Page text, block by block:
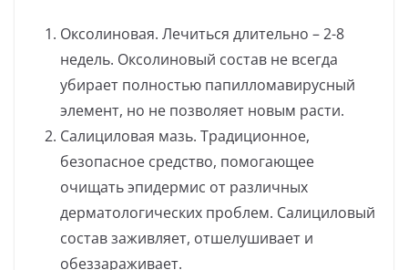
Оксолиновая. Лечиться длительно – 2-8
недель. Оксолиновый состав не всегда
убирает полностью папилломавирусный
элемент, но не позволяет новым расти.
Салициловая мазь. Традиционное,
безопасное средство, помогающее
очищать эпидермис от различных
дерматологических проблем. Салициловый
состав заживляет, отшелушивает и
обеззараживает.